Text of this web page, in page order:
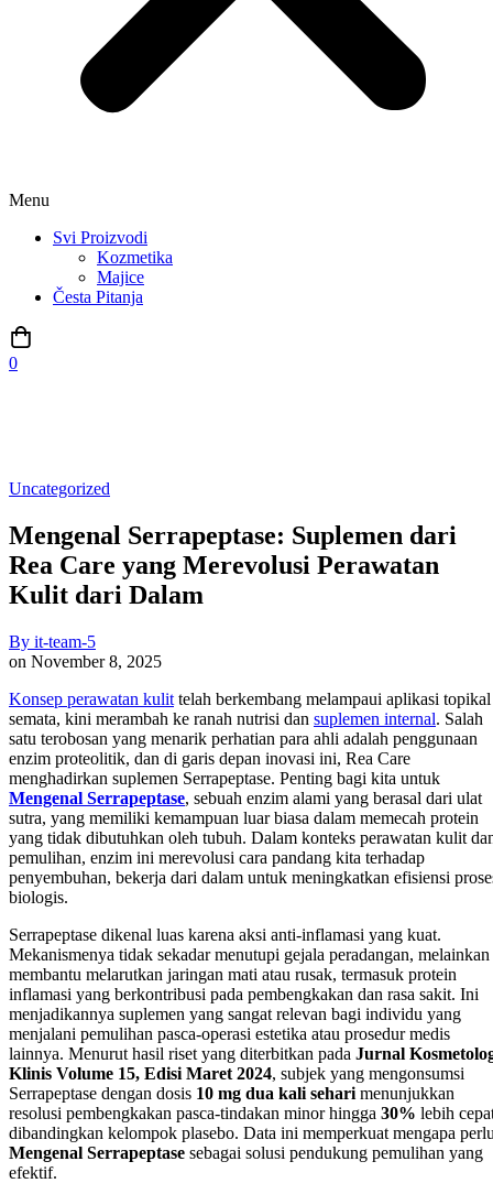
Menu
Svi Proizvodi
Kozmetika
Majice
Česta Pitanja
0
Uncategorized
Mengenal Serrapeptase: Suplemen dari
Rea Care yang Merevolusi Perawatan
Kulit dari Dalam
By it-team-5
on November 8, 2025
Konsep perawatan kulit telah berkembang melampaui aplikasi topikal
semata, kini merambah ke ranah nutrisi dan suplemen internal. Salah
satu terobosan yang menarik perhatian para ahli adalah penggunaan
enzim proteolitik, dan di garis depan inovasi ini, Rea Care
menghadirkan suplemen Serrapeptase. Penting bagi kita untuk
Mengenal Serrapeptase, sebuah enzim alami yang berasal dari ulat
sutra, yang memiliki kemampuan luar biasa dalam memecah protein
yang tidak dibutuhkan oleh tubuh. Dalam konteks perawatan kulit
pemulihan, enzim ini merevolusi cara pandang kita terhadap
penyembuhan, bekerja dari dalam untuk meningkatkan efisiensi
biologis.
Serrapeptase dikenal luas karena aksi anti-inflamasi yang kuat.
Mekanismenya tidak sekadar menutupi gejala peradangan, melainkan
membantu melarutkan jaringan mati atau rusak, termasuk protein
inflamasi yang berkontribusi pada pembengkakan dan rasa sakit. Ini
menjadikannya suplemen yang sangat relevan bagi individu yang
menjalani pemulihan pasca-operasi estetika atau prosedur medis
lainnya. Menurut hasil riset yang diterbitkan pada Jurnal
Klinis Volume 15, Edisi Maret 2024, subjek yang mengonsumsi
Serrapeptase dengan dosis 10 mg dua kali sehari menunjukkan
resolusi pembengkakan pasca-tindakan minor hingga 30% lebih
dibandingkan kelompok plasebo. Data ini memperkuat mengapa
Mengenal Serrapeptase sebagai solusi pendukung pemulihan yang
efektif.